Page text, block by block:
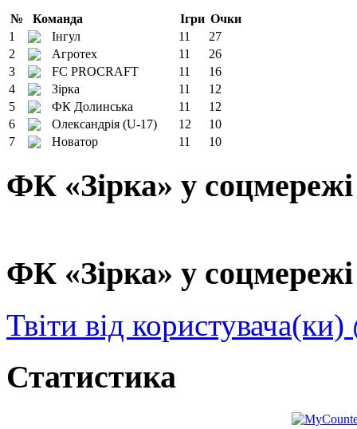
№ Команда Ігри Очки
1
Інгул 11
27
2
Агротех 11
26
3
FC PROCRAFT 11
16
4
Зірка 11
12
5
ФК Долинська 11
12
6
Олександрія (U-17) 12
10
7
Новатор 11 10
ФК «Зірка» у
ФК «Зірка» у
Твіти від
Статистика